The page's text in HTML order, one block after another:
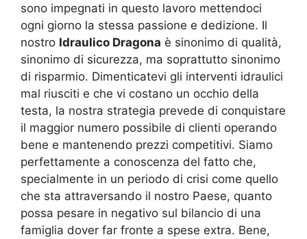
sono impegnati in questo lavoro mettendoci
ogni giorno la stessa passione e dedizione. Il
nostro Idraulico Dragona è sinonimo di qualità,
sinonimo di sicurezza, ma soprattutto sinonimo
di risparmio. Dimenticatevi gli interventi idraulici
mal riusciti e che vi costano un occhio della
testa, la nostra strategia prevede di conquistare
il maggior numero possibile di clienti operando
bene e mantenendo prezzi competitivi. Siamo
perfettamente a conoscenza del fatto che,
specialmente in un periodo di crisi come quello
che sta attraversando il nostro Paese, quanto
possa pesare in negativo sul bilancio di una
famiglia dover far fronte a spese extra. Bene,